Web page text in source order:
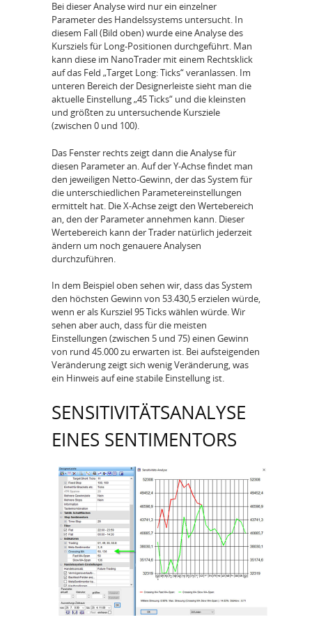
Bei dieser Analyse wird nur ein einzelner
Parameter des Handelssystems untersucht. In
diesem Fall (Bild oben) wurde eine Analyse des
Kursziels für Long-Positionen durchgeführt. Man
kann diese im NanoTrader mit einem Rechtsklick
auf das Feld „Target Long: Ticks“ veranlassen. Im
unteren Bereich der Designerleiste sieht man die
aktuelle Einstellung „45 Ticks“ und die kleinsten
und größten zu untersuchende Kursziele
(zwischen 0 und 100).
Das Fenster rechts zeigt dann die Analyse für
diesen Parameter an. Auf der Y-Achse findet man
den jeweiligen Netto-Gewinn, der das System für
die unterschiedlichen Parametereinstellungen
ermittelt hat. Die X-Achse zeigt den Wertebereich
an, den der Parameter annehmen kann. Dieser
Wertebereich kann der Trader natürlich jederzeit
ändern um noch genauere Analysen
durchzuführen.
In dem Beispiel oben sehen wir, dass das System
den höchsten Gewinn von 53.430,5 erzielen würde,
wenn er als Kursziel 95 Ticks wählen würde. Wir
sehen aber auch, dass für die meisten
Einstellungen (zwischen 5 und 75) einen Gewinn
von rund 45.000 zu erwarten ist. Bei aufsteigenden
Veränderung zeigt sich wenig Veränderung, was
ein Hinweis auf eine stabile Einstellung ist.
SENSITIVITÄTSANALYSE
EINES SENTIMENTORS